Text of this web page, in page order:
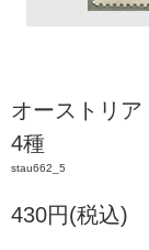
オーストリ
4種
stau662_5
430円(税込)